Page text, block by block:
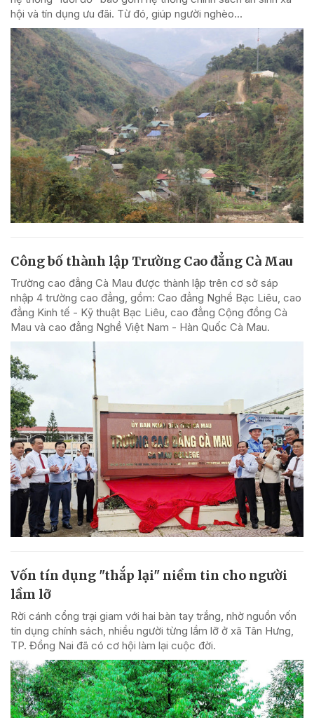
hội và tín dụng ưu đãi. Từ đó, giúp người nghèo...
Công bố thành lập Trường Cao đẳng Cà Mau
Trường cao đẳng Cà Mau được thành lập trên cơ sở sáp
nhập 4 trường cao đẳng, gồm: Cao đẳng Nghề Bạc Liêu, cao
đẳng Kinh tế - Kỹ thuật Bạc Liêu, cao đẳng Cộng đồng Cà
Mau và cao đẳng Nghề Việt Nam - Hàn Quốc Cà Mau.
Vốn tín dụng "thắp lại" niềm tin cho người
lầm lỡ
Rời cánh cổng trại giam với hai bàn tay trắng, nhờ nguồn vốn
tín dụng chính sách, nhiều người từng lầm lỡ ở xã Tân Hưng,
TP. Đồng Nai đã có cơ hội làm lại cuộc đời.